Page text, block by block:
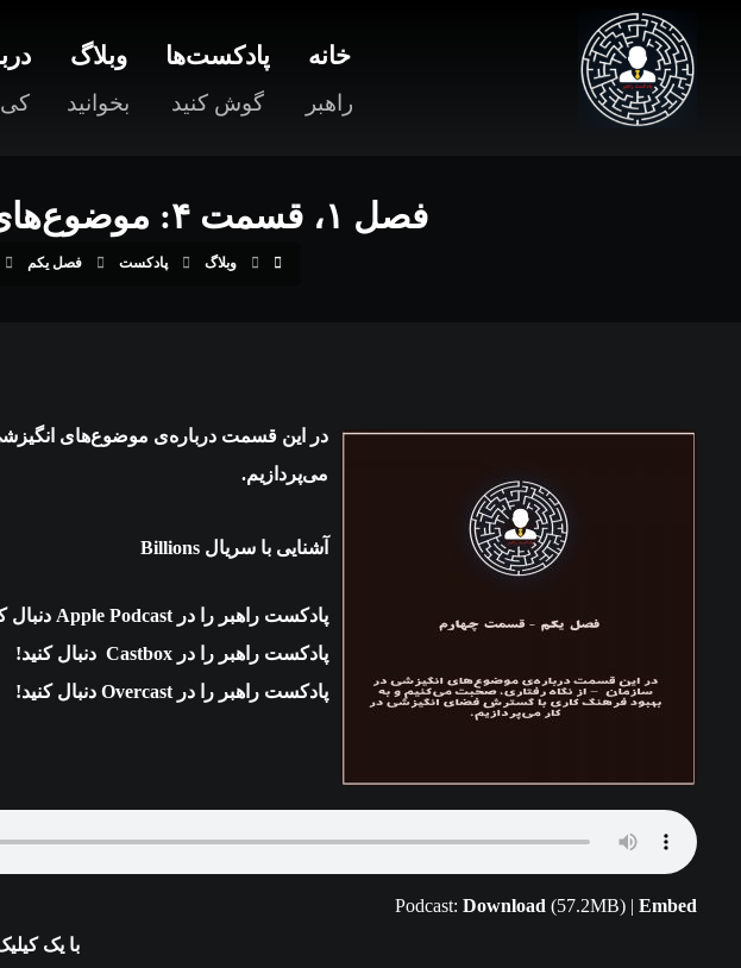
خانه
راهبر
پادکست‌ها
گوش کنید
وبلاگ
بخوانید
فصل ۱، قسمت ۴: موضوع‌های انگیزشی در سازمان، از نگاه رفتاری
وبلاگ پادکست فصل یکم
در این قسمت درباره‌ی موضوع‌های
می‌پردازیم.
آشنایی با سریال Billions
پادکست راهبر را در Apple Podcast دنبال کنید!
پادکست راهبر را در Castbox دنبال کنید!
پادکست راهبر را در Overcast دنبال کنید!
Podcast: Download (57.2MB) | Embed
با یک